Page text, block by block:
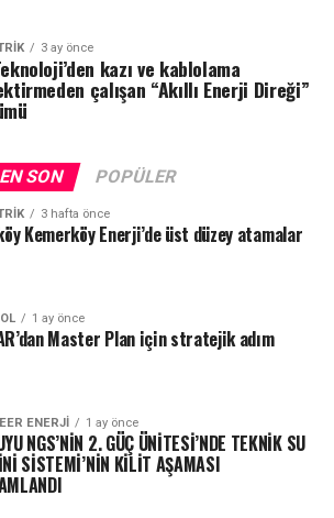
3 ay önce
kazı ve kablolama
çalışan “Akıllı Enerji Direği”
EN SON POPÜLER
3 hafta önce
Kemerköy Enerji’de üst düzey atamalar
1 ay önce
Master Plan için stratejik adım
ENERJI 1 ay önce
NGS’NİN 2. GÜÇ ÜNİTESİ’NDE TEKNİK SU
SİSTEMİ’NİN KİLİT AŞAMASI